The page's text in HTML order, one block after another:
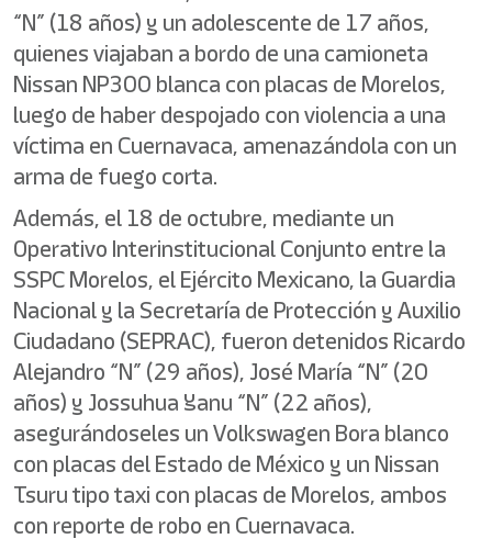
“N” (18 años) y un adolescente de 17 años,
quienes viajaban a bordo de una camioneta
Nissan NP300 blanca con placas de Morelos,
luego de haber despojado con violencia a una
víctima en Cuernavaca, amenazándola con un
arma de fuego corta.
Además, el 18 de octubre, mediante un
Operativo Interinstitucional Conjunto entre la
SSPC Morelos, el Ejército Mexicano, la Guardia
Nacional y la Secretaría de Protección y Auxilio
Ciudadano (SEPRAC), fueron detenidos Ricardo
Alejandro “N” (29 años), José María “N” (20
años) y Jossuhua Yanu “N” (22 años),
asegurándoseles un Volkswagen Bora blanco
con placas del Estado de México y un Nissan
Tsuru tipo taxi con placas de Morelos, ambos
con reporte de robo en Cuernavaca.